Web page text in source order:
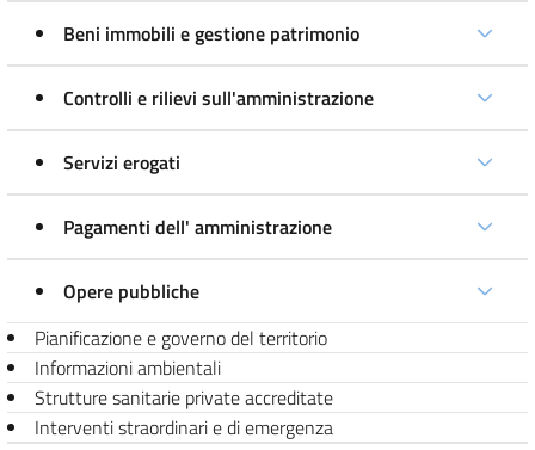
Beni immobili e gestione patrimonio
Controlli e rilievi sull'amministrazione
Servizi erogati
Pagamenti dell' amministrazione
Opere pubbliche
Pianificazione e governo del territorio
Informazioni ambientali
Strutture sanitarie private accreditate
Interventi straordinari e di emergenza